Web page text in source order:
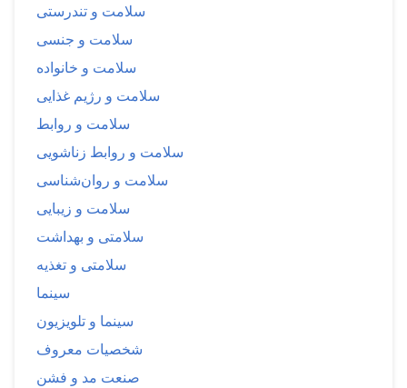
سلامت و تندرستی
سلامت و جنسی
سلامت و خانواده
سلامت و رژیم غذایی
سلامت و روابط
سلامت و روابط زناشویی
سلامت و روان‌شناسی
سلامت و زیبایی
سلامتی و بهداشت
سلامتی و تغذیه
سینما
سینما و تلویزیون
شخصیات معروف
صنعت مد و فشن